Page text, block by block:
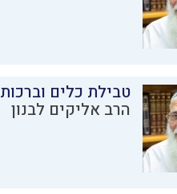
טבילת כלים וברכות
הרב אליקים לבנון